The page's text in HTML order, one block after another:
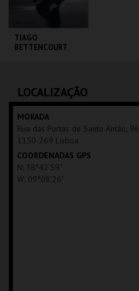
TIAGO
BETTENCOURT
MAIS INFO
COMPRAR
LOCALIZAÇÃO
MORADA
Rua das Portas de Santo Antão, 96
1150-269 Lisboa
COORDENADAS GPS
N: 38º42'59"
W: 09º08'26"